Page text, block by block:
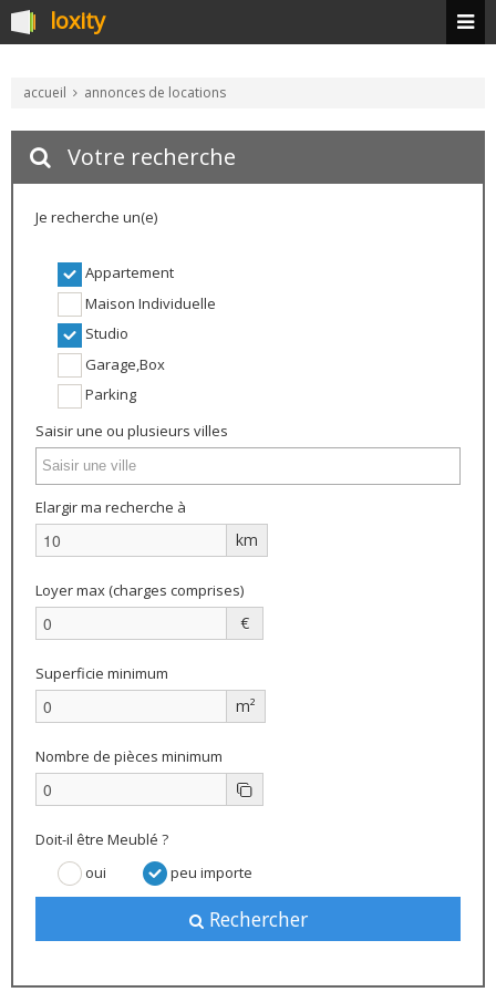
loxity
accueil annonces de locations
Votre recherche
Je recherche un(e)
Appartement
Maison Individuelle
Studio
Garage,Box
Parking
Saisir une ou plusieurs villes
Elargir ma recherche à
km
Loyer max (charges comprises)
€
Superficie minimum
m²
Nombre de pièces minimum
Doit-il être Meublé ?
oui
peu importe
Rechercher